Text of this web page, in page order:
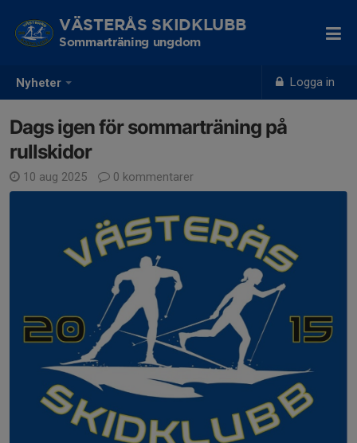
Nyheter Logga in
VÄSTERÅS SKIDKLUBB
Sommarträning ungdom
Dags igen för sommarträning på
rullskidor
10 aug 2025 0 kommentarer